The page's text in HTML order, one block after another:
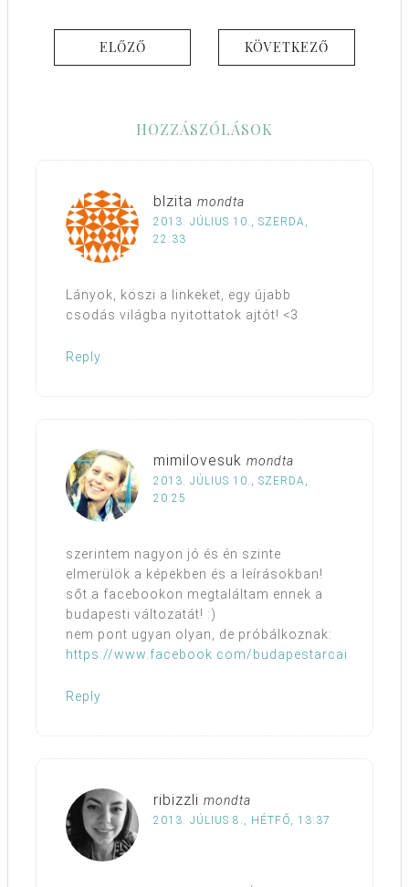
ELŐZŐ KÖVETKEZŐ
HOZZÁSZÓLÁSOK
blzita mondta
2013. JÚLIUS 10., SZERDA,
22:33
Lányok, köszi a linkeket, egy újabb
csodás világba nyitottatok ajtót! <3
Reply
mimilovesuk mondta
2013. JÚLIUS 10., SZERDA,
20:25
szerintem nagyon jó és én szinte
elmerülök a képekben és a leírásokban!
sőt a facebookon megtaláltam ennek a
budapesti változatát! :)
nem pont ugyan olyan, de próbálkoznak:
https://www.facebook.com/budapestarcai
Reply
ribizzli mondta
2013. JÚLIUS 8., HÉTFŐ, 13:37